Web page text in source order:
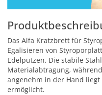
Das Alfa Kratzbrett für
Egalisieren von
Edelputzen. Die stabile
Materialabtragung,
angenehm in der Hand
ermöglicht.